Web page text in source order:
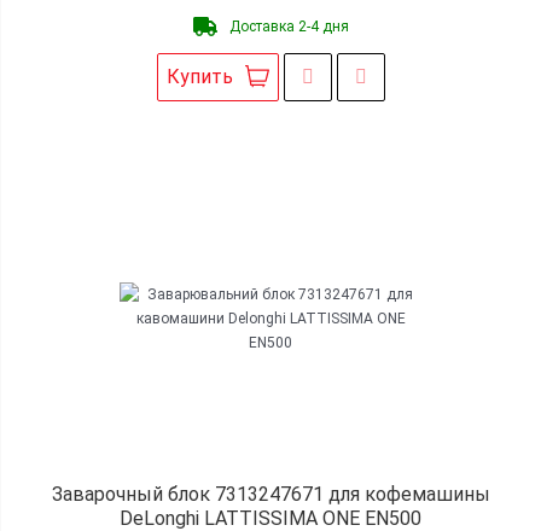
Доставка 2-4 дня
Купить
Заварочный блок 7313247671 для кофемашины
DeLonghi LATTISSIMA ONE EN500